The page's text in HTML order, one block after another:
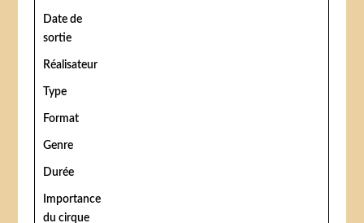
Date de
sortie
Réalisateur
Type
Format
Genre
Durée
Importance
du cirque